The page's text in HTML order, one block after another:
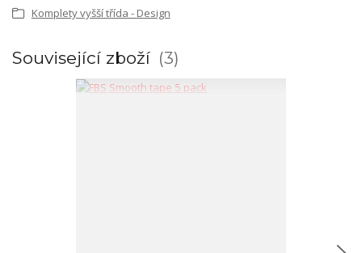
Komplety vyšší třída - Design
Související zboží 3